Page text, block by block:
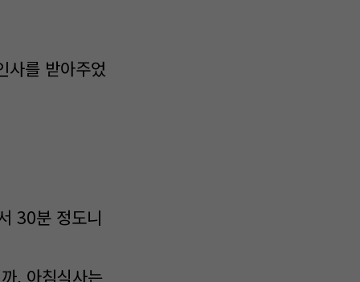
사를 받아주었
30분 정도니
, 아침식사는